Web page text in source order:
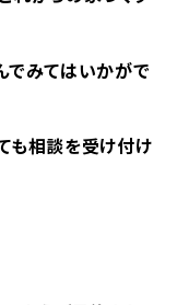
でみてはいかがで
も相談を受け付け